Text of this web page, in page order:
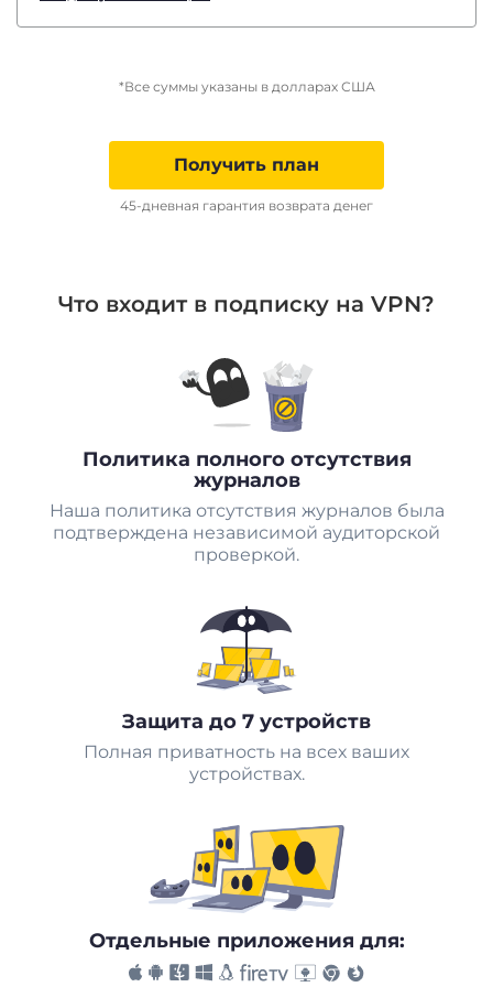
*Все суммы указаны в долларах США
Получить план
45-дневная гарантия возврата денег
Что входит в подписку на VPN?
Политика полного отсутствия
журналов
Наша политика отсутствия журналов была
подтверждена независимой аудиторской
проверкой.
Защита до 7 устройств
Полная приватность на всех ваших
устройствах.
Отдельные приложения для: